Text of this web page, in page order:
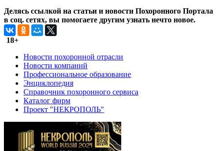
Делясь ссылкой на статьи и новости Похоронного Портала
в соц. сетях, вы помогаете другим узнать нечто новое.
18+
Новости похоронной отрасли
Новости компаний
Профессиональное образование
Энциклопедия
Справочник похоронного сервиса
Каталог фирм
Проект "НЕКРОПОЛЬ"